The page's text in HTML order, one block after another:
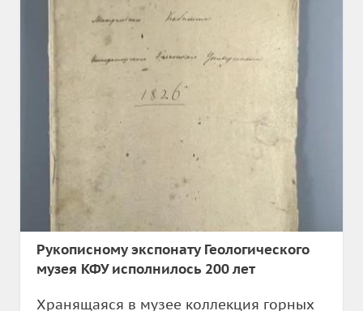
Рукописному экспонату Геологического
музея КФУ исполнилось 200 лет
Хранящаяся в музее коллекция горных